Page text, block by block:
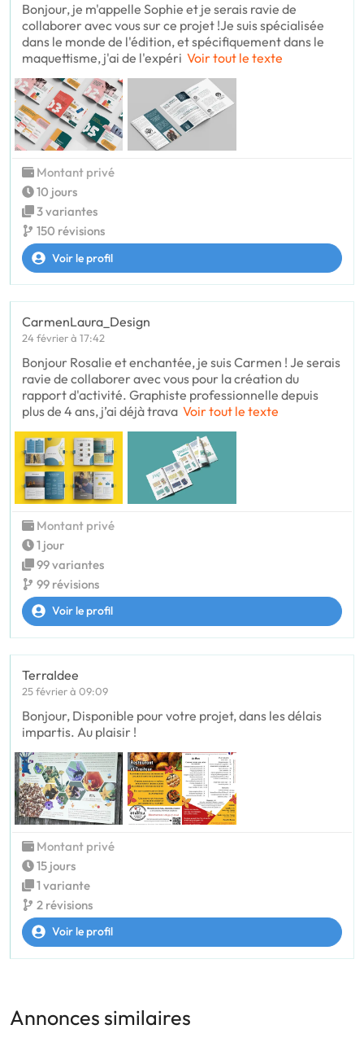
Bonjour, je m'appelle Sophie et je serais ravie de
collaborer avec vous sur ce projet !Je suis spécialisée
dans le monde de l'édition, et spécifiquement dans le
maquettisme, j'ai de l'expéri Voir tout le texte
Montant privé
10 jours
3 variantes
150 révisions
Voir le profil
CarmenLaura_Design
24 février à 17:42
Bonjour Rosalie et enchantée, je suis Carmen ! Je serais
ravie de collaborer avec vous pour la création du
rapport d'activité. Graphiste professionnelle depuis
plus de 4 ans, j’ai déjà trava Voir tout le texte
Montant privé
1 jour
99 variantes
99 révisions
Voir le profil
TerraIdee
25 février à 09:09
Bonjour, Disponible pour votre projet, dans les délais
impartis. Au plaisir !
Montant privé
15 jours
1 variante
2 révisions
Voir le profil
Annonces similaires